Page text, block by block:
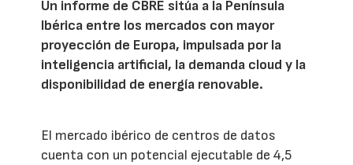
Un informe de CBRE sitúa a la Península
Ibérica entre los mercados con mayor
proyección de Europa, impulsada por la
inteligencia artificial, la demanda cloud y la
disponibilidad de energía renovable.
El mercado ibérico de centros de datos
cuenta con un potencial ejecutable de 4,5